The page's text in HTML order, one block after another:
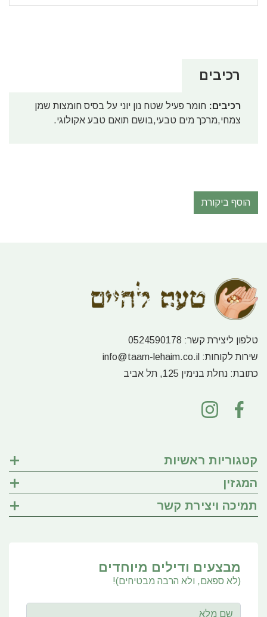
רכיבים
רכיבים: חומר פעיל שטח נון יוני על בסיס חומצות שמן
צמחי,מרכך מים טבעי,בושם תואם טבע אקולוגי.
הוסף ביקורת
טלפון ליצירת קשר: 0524590178
שירות לקוחות: info@taam-lehaim.co.il
כתובת: נחלת בנימין 125, תל אביב
קטגוריות ראשיות
המגזין
תמיכה ויצירת קשר
מבצעים ודילים מיוחדים
(לא ספאם, ולא הרבה מבטיחים)!